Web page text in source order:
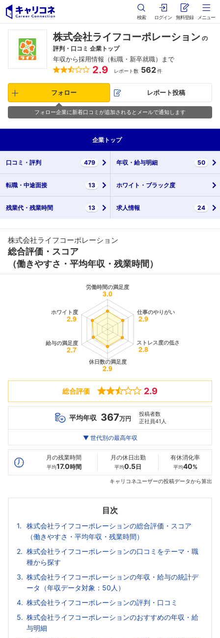
検索 ログイン 無料登録 メニュー
株式会社ライフコーポレーション の
評判・口コミ 企業トップ
年収から採用情報（転職・新卒就職）まで
2.9 レポート数 562件
フォロー レポート投稿
フォロー企業に新着口コミが追加されるとメールで通知します
企業 トップ
口コミ・ 評判 479 年収・ 給与明細 50
転職・ 中途面接 13 ホワイト・ ブラック度
残業代・ 残業時間 13 求人情報 24
株式会社ライフコーポレーション
総合評価・スコア
（働きやすさ・平均年収・残業時間）
総合評価 2.9
平均年収 367万円
投稿者数
正社員41人
最高年収
20代
508万
30代
596万
519万
▼ 世代別の最高年収
月の残業時間
平均17.0時間
月の休日出勤
平均0.5日
有休消化率
平均40%
キャリコネユーザーの投稿データから算出
目次
株式会社ライフコーポレーションの総合評価・スコア
（働きやすさ・平均年収・残業時間）
株式会社ライフコーポレーションの口コミをテーマ・職
種から探す
株式会社ライフコーポレーションの年収・給与の統計デ
ータ（年収データ対象：50人）
株式会社ライフコーポレーションの評判・口コミ
株式会社ライフコーポレーションのおすすめの年収・給
与明細